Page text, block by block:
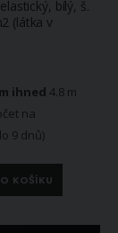
bílý, š.
(látka v
ihned 4.8 m
na
9 dnů)
KOŠÍKU